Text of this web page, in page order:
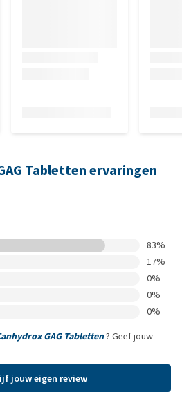
Tabletten ervaringen
83%
17%
0%
0%
0%
GAG Tabletten? Geef jouw
jouw eigen review